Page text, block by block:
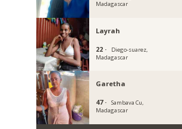
Madagascar
Layrah
22 ·
Diego-suarez,
Madagascar
Garetha
47 ·
Sambava Cu,
Madagascar